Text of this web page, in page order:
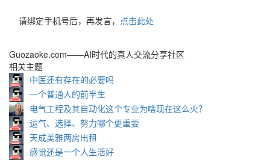
请绑定手机号后，再发言， 点击此处
Guozaoke.com——AI时代的真人交流分享社区
相关主题
中医还有存在的必要吗
一个普通人的前半生
电气工程及其自动化这个专业为啥现在这么火？
运气、选择、努力哪个更重要
天成美雅两房出租
感觉还是一个人生活好